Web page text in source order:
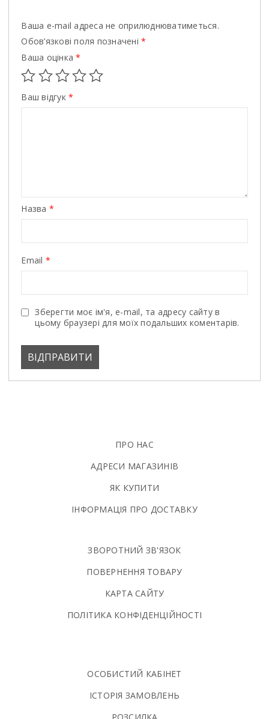
Ваша e-mail адреса не оприлюднюватиметься.
Обов’язкові поля позначені*
Ваша оцінка*
Ваш відгук*
Назва *
Email *
Зберегти моє ім'я, e-mail, та адресу сайту в
цьому браузері для моїх подальших коментарів.
ПРО НАС
АДРЕСИ МАГАЗИНІВ
ЯК КУПИТИ
ІНФОРМАЦІЯ ПРО ДОСТАВКУ
ЗВОРОТНИЙ ЗВ'ЯЗОК
ПОВЕРНЕННЯ ТОВАРУ
КАРТА САЙТУ
ПОЛIТИКА КОНФIДЕНЦIЙНОСТI
ОСОБИСТИЙ КАБІНЕТ
ІСТОРІЯ ЗАМОВЛЕНЬ